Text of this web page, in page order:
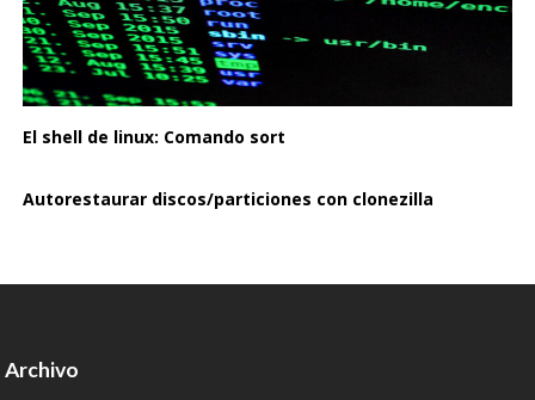
El shell de linux: Comando sort
Autorestaurar discos/particiones con clonezilla
Archivo